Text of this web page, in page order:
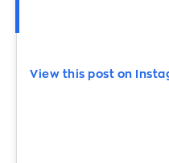
View this post on